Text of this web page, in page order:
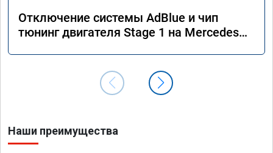
Отключение системы AdBlue и чип
тюнинг двигателя Stage 1 на Mercedes
Наши преимущества